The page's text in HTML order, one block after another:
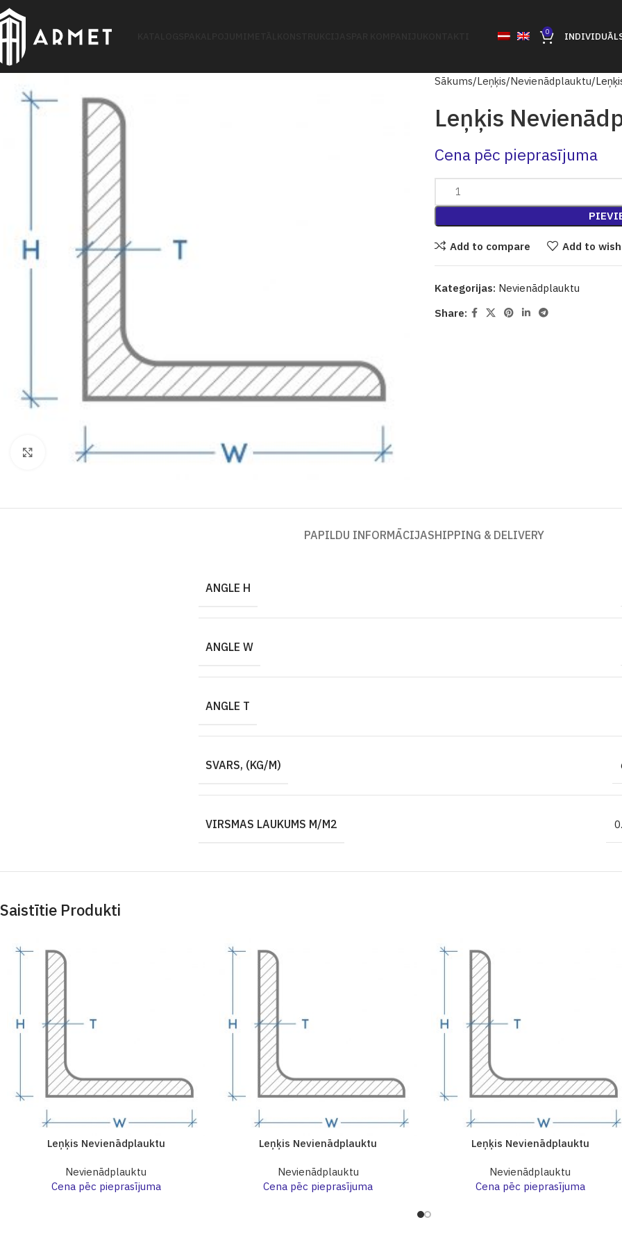
0
Click to enlarge
Sākums Leņķis Nevienādplauktu
Leņķis
Cena pēc pieprasījuma
Add to compare Add to
Kategorijas: Nevienādplauktu
Share:
PAPILDU INFORMĀCIJASHIPPING & DELIVERY
ANGLE H
ANGLE W
ANGLE T
SVARS, (KG/M)
VIRSMAS LAUKUMS M/M2
Saistītie Produkti
Leņķis Nevienādplauktu
Nevienādplauktu
Cena pēc pieprasījuma
Leņķis Nevienādplauktu
Nevienādplauktu
Cena pēc pieprasījuma
Leņķis Nevienādplauktu
Nevienādplauktu
Cena pēc pieprasījuma